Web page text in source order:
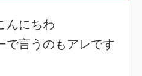
んにちわ
で言うのもアレです